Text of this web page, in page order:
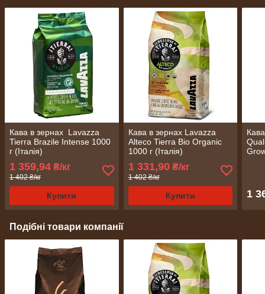
Кава в зернах Lavazza
Tierra Brazile Intense 1000
г (Італія)
1 359,94 ₴/кг
1 402 ₴/кг
Купити
Кава в зернах Lavazza
Alteco Tierra Bio Organic
1000 г (Італія)
1 331,90₴/кг
1 402 ₴/кг
Купити 1
Подібні товари компанії